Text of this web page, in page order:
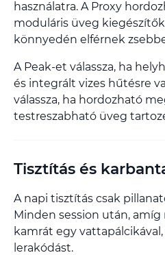
használatra. A Proxy
moduláris üveg
könnyedén elférnek
A Peak-et válassza, ha
és integrált vizes hűtésre
válassza, ha hordozható
testreszabható üveg
Tisztítás és
A napi tisztítás csak
Minden session után,
kamrát egy
lerakódást.